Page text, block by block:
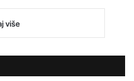
više